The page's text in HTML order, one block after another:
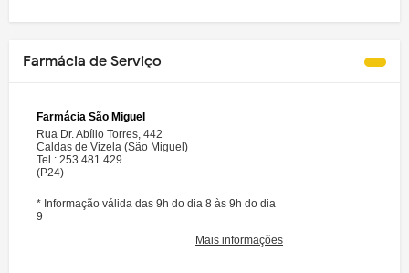
Farmácia de Serviço